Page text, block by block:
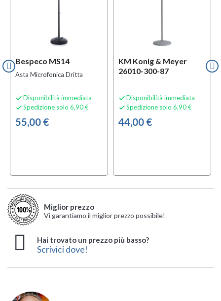
Bespeco MS14
Asta Microfonica Dritta
 Disponibilità immediata
 Spedizione solo 6,90 €
55,00 €
KM Konig & Meyer
26010-300-87
 Disponibilità immediata
 Spedizione solo 6,90 €
44,00 €
Miglior prezzo
Vi garantiamo il miglior prezzo possibile!
Hai trovato un prezzo più basso?
Scrivici dove!